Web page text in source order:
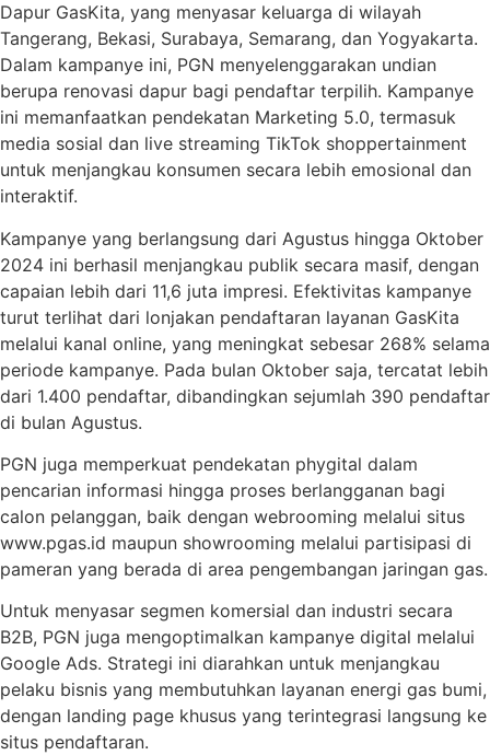
Dapur GasKita, yang menyasar keluarga di wilayah
Tangerang, Bekasi, Surabaya, Semarang, dan Yogyakarta.
Dalam kampanye ini, PGN menyelenggarakan undian
berupa renovasi dapur bagi pendaftar terpilih. Kampanye
ini memanfaatkan pendekatan Marketing 5.0, termasuk
media sosial dan live streaming TikTok shoppertainment
untuk menjangkau konsumen secara lebih emosional dan
interaktif.
Kampanye yang berlangsung dari Agustus hingga Oktober
2024 ini berhasil menjangkau publik secara masif, dengan
capaian lebih dari 11,6 juta impresi. Efektivitas kampanye
turut terlihat dari lonjakan pendaftaran layanan GasKita
melalui kanal online, yang meningkat sebesar 268% selama
periode kampanye. Pada bulan Oktober saja, tercatat lebih
dari 1.400 pendaftar, dibandingkan sejumlah 390 pendaftar
di bulan Agustus.
PGN juga memperkuat pendekatan phygital dalam
pencarian informasi hingga proses berlangganan bagi
calon pelanggan, baik dengan webrooming melalui situs
www.pgas.id maupun showrooming melalui partisipasi di
pameran yang berada di area pengembangan jaringan gas.
Untuk menyasar segmen komersial dan industri secara
B2B, PGN juga mengoptimalkan kampanye digital melalui
Google Ads. Strategi ini diarahkan untuk menjangkau
pelaku bisnis yang membutuhkan layanan energi gas bumi,
dengan landing page khusus yang terintegrasi langsung ke
situs pendaftaran.